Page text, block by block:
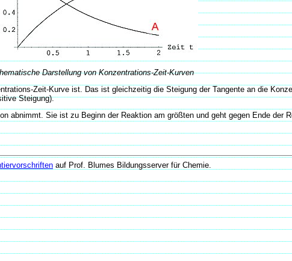
Darstellung von Konzentrations-Zeit-Kurven
Zeit-Kurve ist. Das ist gleichzeitig die Steigung der Tangente an die
Steigung).
abnimmt. Sie ist zu Beginn der Reaktion am größten und geht gegen Ende der
auf Prof. Blumes Bildungsserver für Chemie.